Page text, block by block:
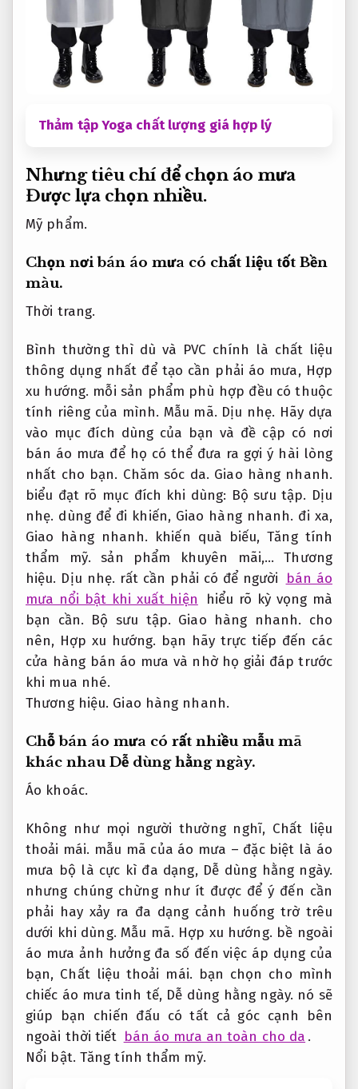
Thảm tập Yoga chất lượng giá hợp lý
Nhưng tiêu chí để chọn áo mưa
Được lựa chọn nhiều.
Mỹ phẩm.
Chọn nơi bán áo mưa có chất liệu tốt Bền
màu.
Thời trang.
Bình thường thì dù và PVC chính là chất liệu
thông dụng nhất để tạo cần phải áo mưa, Hợp
xu hướng. mỗi sản phẩm phù hợp đều có thuộc
tính riêng của mình. Mẫu mã. Dịu nhẹ. Hãy dựa
vào mục đích dùng của bạn và đề cập có nơi
bán áo mưa để họ có thể đưa ra gợi ý hài lòng
nhất cho bạn. Chăm sóc da. Giao hàng nhanh.
biểu đạt rõ mục đích khi dùng: Bộ sưu tập. Dịu
nhẹ. dùng để đi khiến, Giao hàng nhanh. đi xa,
Giao hàng nhanh. khiến quà biếu,Tăng tính
thẩm mỹ. sản phẩm khuyên mãi,…Thương
hiệu. Dịu nhẹ. rất cần phải có để người
bán áo
mưa nổi bật khi xuất hiện
hiểu rõ kỳ vọng mà
bạn cần. Bộ sưu tập. Giao hàng nhanh. cho
nên, Hợp xu hướng. bạn hãy trực tiếp đến các
cửa hàng bán áo mưa và nhờ họ giải đáp trước
khi mua nhé.
Thương hiệu. Giao hàng nhanh.
Chỗ bán áo mưa có rất nhiều mẫu mã
khác nhauDễ dùng hằng ngày.
Áo khoác.
Không như mọi người thường nghĩ, Chất liệu
thoải mái. mẫu mã của áo mưa – đặc biệt là áo
mưa bộ là cực kì đa dạng, Dễ dùng hằng ngày.
nhưng chúng chừng như ít được để ý đến cần
phải hay xảy ra đa dạng cảnh huống trờ trêu
dưới khi dùng. Mẫu mã. Hợp xu hướng. bề ngoài
áo mưa ảnh hưởng đa số đến việc áp dụng của
bạn, Chất liệu thoải mái. bạn chọn cho mình
chiếc áo mưa tinh tế, Dễ dùng hằng ngày. nó sẽ
giúp bạn chiến đấu có tất cả góc cạnh bên
ngoài thời tiết bán áo mưa an toàn cho da .
Nổi bật. Tăng tính thẩm mỹ.